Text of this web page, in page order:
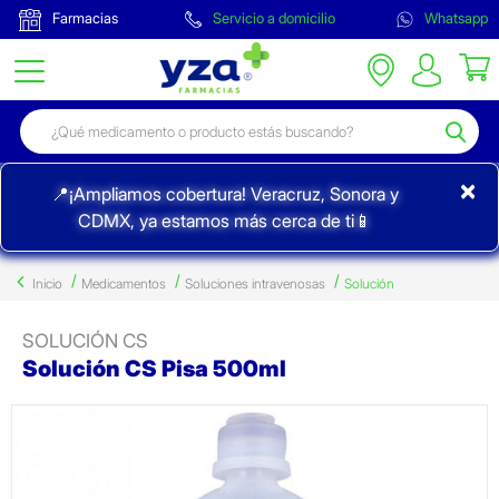
Farmacias Servicio a domicilio Whatsapp
📍¡Ampliamos cobertura! Veracruz, Sonora y
CDMX, ya estamos más cerca de ti📱
×
Inicio Medicamentos Soluciones intravenosas Solución
SOLUCIÓN CS
Solución CS Pisa 500ml